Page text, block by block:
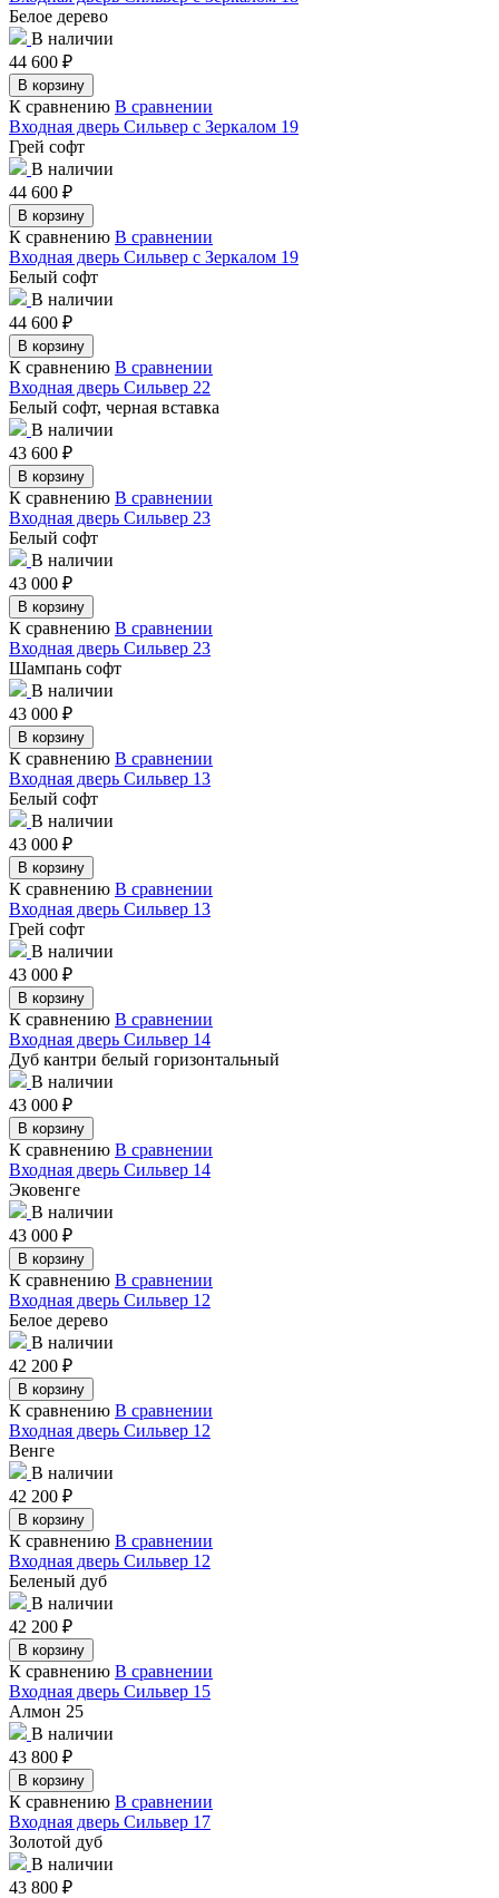
Белое дерево
В наличии
44 600 ₽
В корзину
К сравнению В сравнении
Входная дверь Сильвер с Зеркалом 19
Грей софт
В наличии
44 600 ₽
В корзину
К сравнению В сравнении
Входная дверь Сильвер с Зеркалом 19
Белый софт
В наличии
44 600 ₽
В корзину
К сравнению В сравнении
Входная дверь Сильвер 22
Белый софт, черная вставка
В наличии
43 600 ₽
В корзину
К сравнению В сравнении
Входная дверь Сильвер 23
Белый софт
В наличии
43 000 ₽
В корзину
К сравнению В сравнении
Входная дверь Сильвер 23
Шампань софт
В наличии
43 000 ₽
В корзину
К сравнению В сравнении
Входная дверь Сильвер 13
Белый софт
В наличии
43 000 ₽
В корзину
К сравнению В сравнении
Входная дверь Сильвер 13
Грей софт
В наличии
43 000 ₽
В корзину
К сравнению В сравнении
Входная дверь Сильвер 14
Дуб кантри белый горизонтальный
В наличии
43 000 ₽
В корзину
К сравнению В сравнении
Входная дверь Сильвер 14
Эковенге
В наличии
43 000 ₽
В корзину
К сравнению В сравнении
Входная дверь Сильвер 12
Белое дерево
В наличии
42 200 ₽
В корзину
К сравнению В сравнении
Входная дверь Сильвер 12
Венге
В наличии
42 200 ₽
В корзину
К сравнению В сравнении
Входная дверь Сильвер 12
Беленый дуб
В наличии
42 200 ₽
В корзину
К сравнению В сравнении
Входная дверь Сильвер 15
Алмон 25
В наличии
43 800 ₽
В корзину
К сравнению В сравнении
Входная дверь Сильвер 17
Золотой дуб
В наличии
43 800 ₽